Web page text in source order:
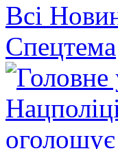
Всі
Спецтема